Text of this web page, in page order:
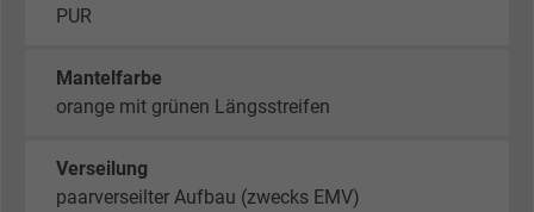
PUR
Mantelfarbe
orange mit grünen Längsstreifen
Verseilung
paarverseilter Aufbau (zwecks EMV)